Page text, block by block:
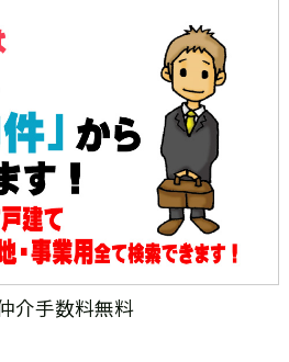
手数料無料